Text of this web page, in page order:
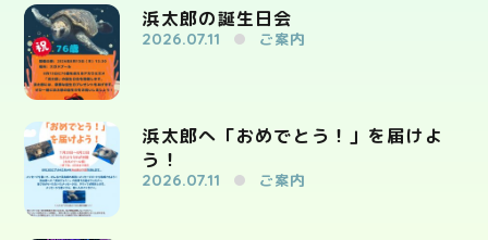
浜太郎の誕生日会
2026.07.11 ご案内
浜太郎へ「おめでとう！」を届けよ
う！
2026.07.11 ご案内